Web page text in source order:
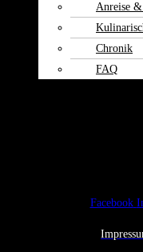
Anreise
Chronik
FAQ
Facebook